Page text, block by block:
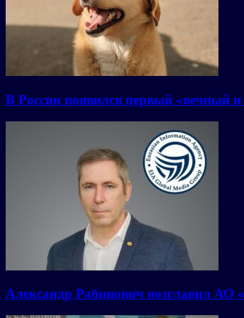
В России появился первый «вечный
Александр Рабинович возглавил АО